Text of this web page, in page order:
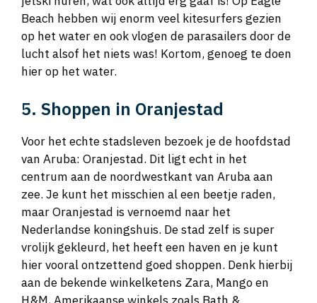
Beach hebben wij enorm veel kitesurfers gezien
op het water en ook vlogen de parasailers door de
lucht alsof het niets was! Kortom, genoeg te doen
hier op het water.
5. Shoppen in Oranjestad
Voor het echte stadsleven bezoek je de hoofdstad
van Aruba: Oranjestad. Dit ligt echt in het
centrum aan de noordwestkant van Aruba aan
zee. Je kunt het misschien al een beetje raden,
maar Oranjestad is vernoemd naar het
Nederlandse koningshuis. De stad zelf is super
vrolijk gekleurd, het heeft een haven en je kunt
hier vooral ontzettend goed shoppen. Denk hierbij
aan de bekende winkelketens Zara, Mango en
H&M, Amerikaanse winkels zoals Bath &